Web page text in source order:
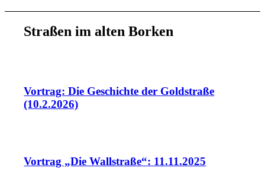
Straßen im alten Borken
Vortrag: Die Geschichte der Goldstraße
(10.2.2026)
Vortrag „Die Wallstraße“: 11.11.2025